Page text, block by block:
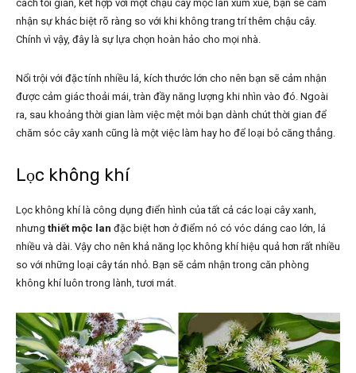
cách tối giản, kết hợp với một chậu cây mộc lan xum xuê, bạn sẽ cảm
nhận sự khác biệt rõ ràng so với khi không trang trí thêm chậu cây.
Chính vì vậy, đây là sự lựa chọn hoàn hảo cho mọi nhà.
Nổi trội với đặc tính nhiều lá, kích thước lớn cho nên bạn sẽ cảm nhận
được cảm giác thoải mái, tràn đầy năng lượng khi nhìn vào đó. Ngoài
ra, sau khoảng thời gian làm việc mệt mỏi bạn dành chút thời gian để
chăm sóc cây xanh cũng là một việc làm hay ho để loại bỏ căng thẳng.
Lọc không khí
Lọc không khí là công dụng điển hình của tất cả các loại cây xanh,
nhưng thiết mộc lan đặc biệt hơn ở điểm nó có vóc dáng cao lớn, lá
nhiều và dài. Vậy cho nên khả năng lọc không khí hiệu quả hơn rất nhiều
so với những loại cây tán nhỏ. Bạn sẽ cảm nhận trong căn phòng
không khí luôn trong lành, tươi mát.